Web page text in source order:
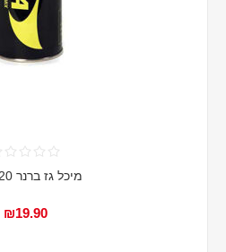
מיכל גז ברנר 220 מ"ל
₪19.90